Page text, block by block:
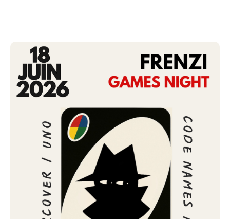
• Puissance 4
• et d'autres jeux faciles à prendre en main.
Aucune expérience n’est nécessaire : les règles sont
expliquées sur place et les participants changent
régulièrement de table afin de découvrir de nouveaux
jeux et de nouvelles personnes.
• Lieu : Maison Tê, 136 rue Saint-Maur, 75011 Paris
• Date : Jeudi 18 juin 2026
• Horaire : 20h30 à 22h30
Que vous veniez seul(e) ou accompagné(e), l’objectif
est avant tout de passer un bon moment autour du